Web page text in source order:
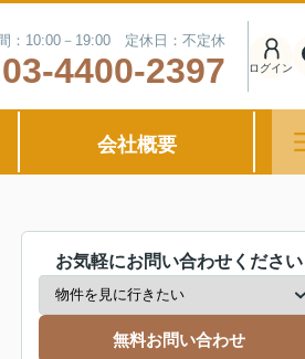
：10:00－19:00 定休日：不定休
03-4400-2397 ログイン
会社概要
お気軽にお問い合わせください
無料お問い合わせ